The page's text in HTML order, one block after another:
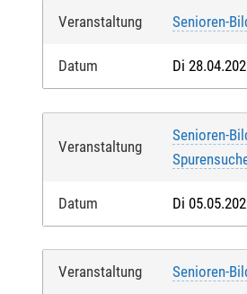
Veranstaltung Senioren-
Datum Di
Veranstaltung
Senioren-
Datum Di
Veranstaltung Senioren-